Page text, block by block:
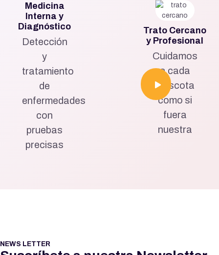
Medicina
Interna y
Diagnóstico
Detección
y
tratamiento
de
enfermedades
con
pruebas
precisas
Trato Cercano
y Profesional
Cuidamos
a cada
mascota
como si
fuera
nuestra
NEWS LETTER